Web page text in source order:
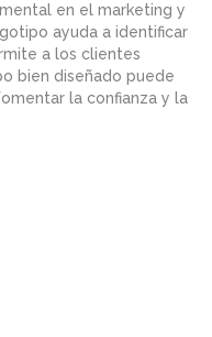
en el marketing y
ayuda a identificar
a los clientes
bien diseñado puede
la confianza y la